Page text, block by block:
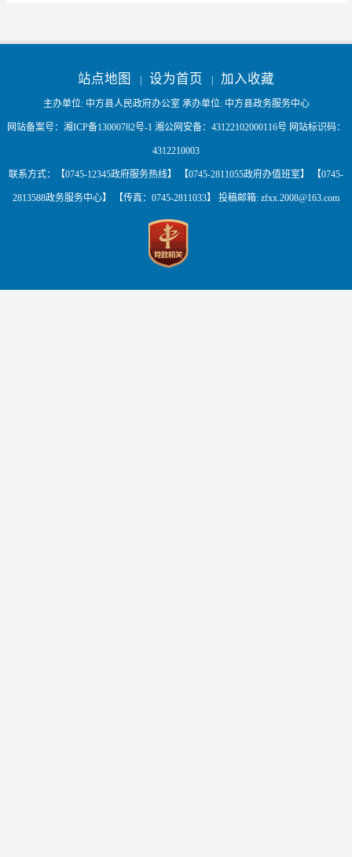
站点地图 | 设为首页 | 加入收藏
主办单位: 中方县人民政府办公室 承办单位: 中方县政务服务中心
网站备案号： 湘ICP备13000782号-1 湘公网安备： 43122102000116号网站标识码：
4312210003
联系方式：【0745-12345政府服务热线】 【0745-2811055政府办值班室】 【0745-
2813588政务服务中心】 【传真：0745-2811033】 投稿邮箱: zfxx.2008@163.com